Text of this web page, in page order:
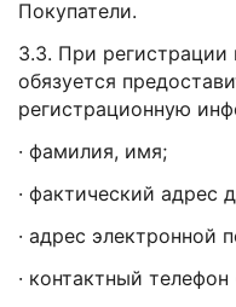
Покупатели.
3.3. При регистрации
обязуется
регистрационную
· фамилия, имя;
· фактический адрес
· адрес электронной
· контактный